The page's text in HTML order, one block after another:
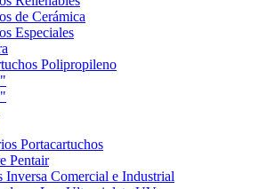
de Cerámica
Especiales
Polipropileno
Portacartuchos
Pentair
Inversa Comercial e Industrial